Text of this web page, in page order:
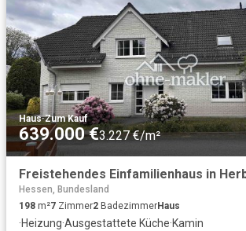
Haus·Zum Kauf
639.000 €3.227 €/m²
Hessen, Bundesland
198 m²7 Zimmer2 BadezimmerHaus
·Heizung·Ausgestattete Küche·Kamin